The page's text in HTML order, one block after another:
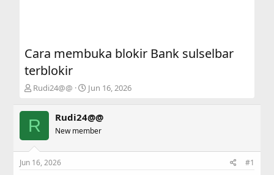
Cara membuka blokir Bank sulselbar
terblokir
T
r
e
a
d
t
Rudi24@@
S
r
t
a
Jun 16, 2026
R Rudi24@@
New member
Jun 16, 2026 #1